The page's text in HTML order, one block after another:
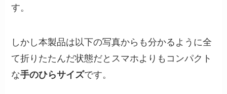
す。
しかし本製品は以下の写真からも分かるように全
て折りたたんだ状態だとスマホよりもコンパクト
な手のひらサイズです。